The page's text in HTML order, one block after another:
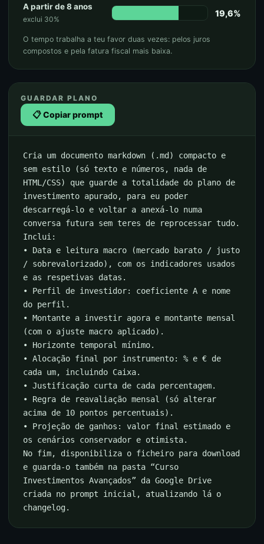
A partir de 8 anos
exclui 30%
19,6%
O tempo trabalha a teu favor duas vezes: pelos juros
compostos e pela fatura fiscal mais baixa.
GUARDAR PLANO
📋 Copiar prompt
Cria um documento markdown (.md) compacto e
sem estilo (só texto e números, nada de
HTML/CSS) que guarde a totalidade do plano de
investimento apurado, para eu poder
descarregá-lo e voltar a anexá-lo numa
conversa futura sem teres de reprocessar tudo.
Inclui:
• Data e leitura macro (mercado barato / justo
/ sobrevalorizado), com os indicadores usados
e as respetivas datas.
• Perfil de investidor: coeficiente A e nome
do perfil.
• Montante a investir agora e montante mensal
(com o ajuste macro aplicado).
• Horizonte temporal mínimo.
• Alocação final por instrumento: % e € de
cada um, incluindo Caixa.
• Justificação curta de cada percentagem.
• Regra de reavaliação mensal (só alterar
acima de 10 pontos percentuais).
• Projeção de ganhos: valor final estimado e
os cenários conservador e otimista.
No fim, disponibiliza o ficheiro para download
e guarda-o também na pasta “Curso
Investimentos Avançados” da Google Drive
criada no prompt inicial, atualizando lá o
changelog.